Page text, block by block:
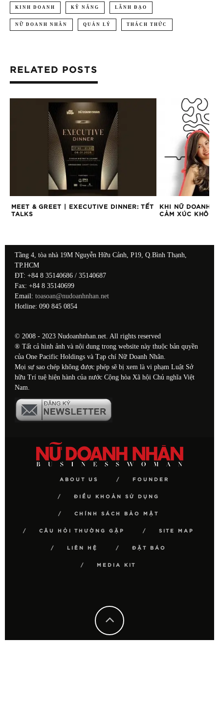
KINH DOANH KỸ NĂNG LÃNH ĐẠO
NỮ DOANH NHÂN QUẢN LÝ THÁCH THỨC
RELATED POSTS
MEET & GREET | EXECUTIVE DINNER: TẾT
TALKS
KHI NỮ DOANH
CẢM XÚC
Tầng 4, tòa nhà 19M Nguyễn Hữu Cảnh, P19, Q.Bình Thạnh,
TP.HCM
ĐT: +84 8 35140686 / 35140687
Fax: +84 8 35140699
Email: toasoan@nudoanhnhan.net
Hotline: 090 845 0854
© 2008 - 2023 Nudoanhnhan.net. All rights reserved
® Tất cả hình ảnh và nội dung trong website này thuộc bản quyền
của One Pacific Holdings và Tạp chí Nữ Doanh Nhân.
Mọi sự sao chép không được phép sẽ bị xem là vi phạm Luật Sở
hữu Trí tuệ hiện hành của nước Cộng hòa Xã hội Chủ nghĩa Việt
Nam.
ABOUT US FOUNDER
ĐIỀU KHOẢN SỬ DỤNG
CHÍNH SÁCH BẢO MẬT
CÂU HỎI THƯỜNG GẶP SITE MAP
LIÊN HỆ ĐẶT BÁO
MEDIA KIT